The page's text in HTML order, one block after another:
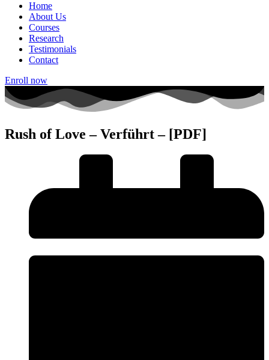
Home
About Us
Courses
Research
Testimonials
Contact
Enroll now
Rush of Love – Verführt – [PDF]